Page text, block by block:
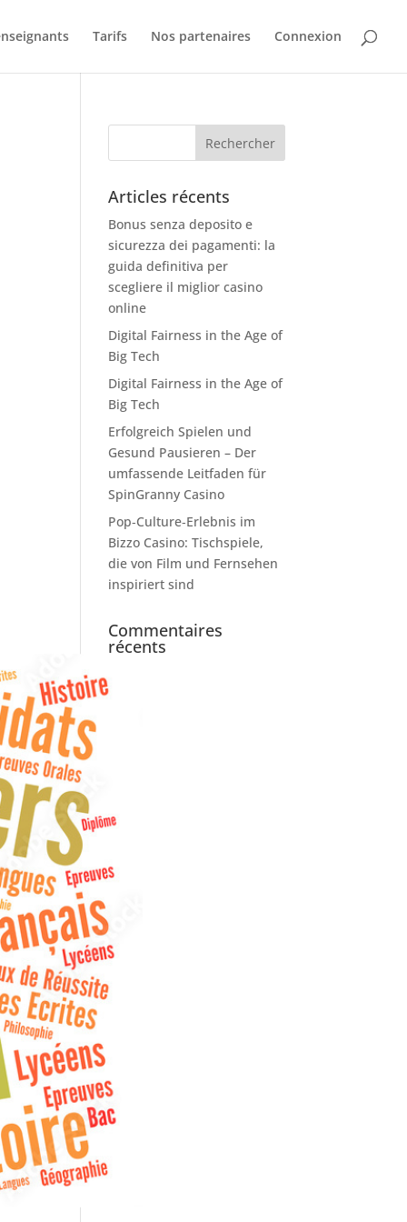
Tarifs Nos partenaires Connexion
Articles récents
Bonus senza deposito e
sicurezza dei pagamenti: la
guida definitiva per
scegliere il miglior casino
online
Digital Fairness in the Age of
Big Tech
Digital Fairness in the Age of
Big Tech
Erfolgreich Spielen und
Gesund Pausieren – Der
umfassende Leitfaden für
SpinGranny Casino
Pop‑Culture‑Erlebnis im
Bizzo Casino: Tischspiele,
die von Film und Fernsehen
inspiriert sind
Commentaires
récents